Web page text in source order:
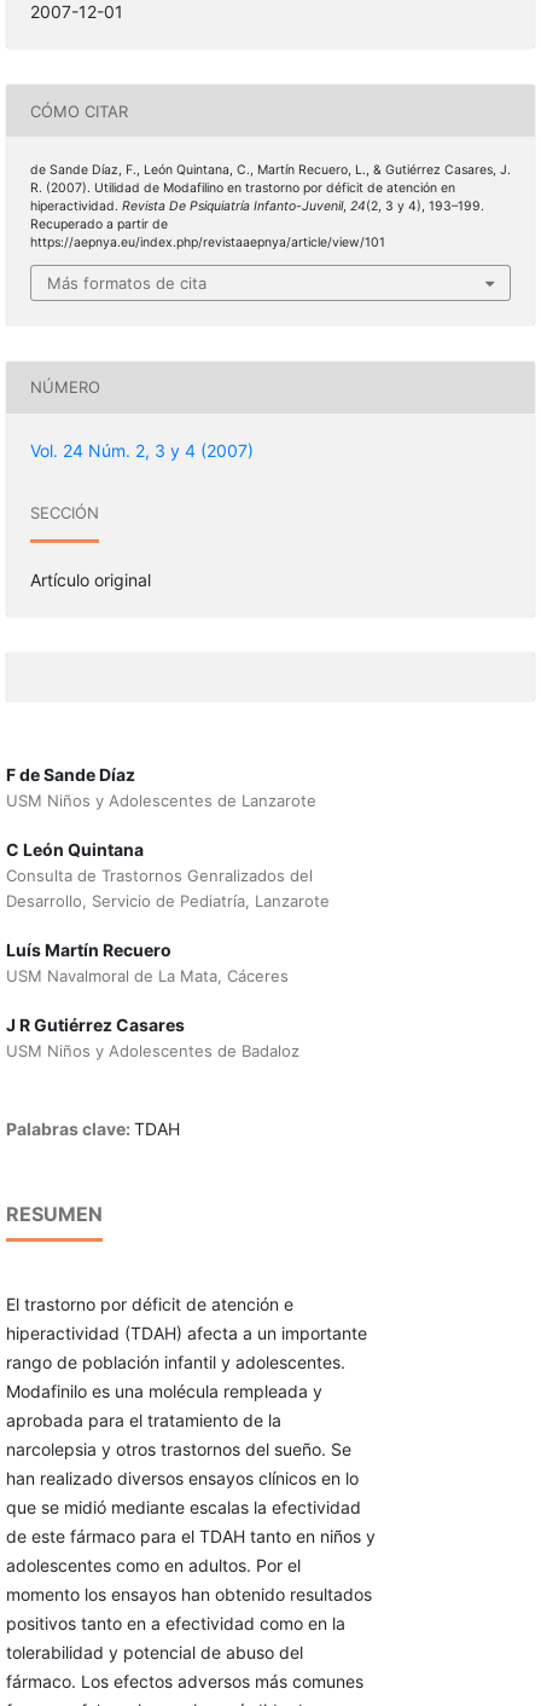
2007-12-01
CÓMO CITAR
de Sande Díaz, F., León Quintana, C., Martín Recuero, L., & Gutiérrez Casares, J.
R. (2007). Utilidad de Modafilino en trastorno por déficit de atención en
hiperactividad. Revista De Psiquiatría Infanto-Juvenil, 24(2, 3 y 4), 193–199.
Recuperado a partir de
https://aepnya.eu/index.php/revistaaepnya/article/view/101
Más formatos de cita
NÚMERO
Vol. 24 Núm. 2, 3 y 4 (2007)
SECCIÓN
Artículo original
F de Sande Díaz
USM Niños y Adolescentes de Lanzarote
C León Quintana
Consulta de Trastornos Genralizados del
Desarrollo, Servicio de Pediatría, Lanzarote
Luís Martín Recuero
USM Navalmoral de La Mata, Cáceres
J R Gutiérrez Casares
USM Niños y Adolescentes de Badaloz
Palabras clave: TDAH
RESUMEN
El trastorno por déficit de atención e
hiperactividad (TDAH) afecta a un importante
rango de población infantil y adolescentes.
Modafinilo es una molécula rempleada y
aprobada para el tratamiento de la
narcolepsia y otros trastornos del sueño. Se
han realizado diversos ensayos clínicos en lo
que se midió mediante escalas la efectividad
de este fármaco para el TDAH tanto en niños y
adolescentes como en adultos. Por el
momento los ensayos han obtenido resultados
positivos tanto en a efectividad como en la
tolerabilidad y potencial de abuso del
fármaco. Los efectos adversos más comunes